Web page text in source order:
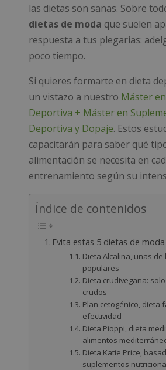
las dietas son sanas. Sobre
dietas de moda que suelen
respuesta a tus plegarias:
poco tiempo.
Si quieres formarte en dieta
un vistazo a nuestro Máster
Deportiva + Máster en
Deportiva y Dopaje. Estos
capacitarán para saber qué
alimentación se necesita en
entrenamiento según su
Índice de contenidos
Evita estas 5 dietas de moda
Dieta Alcalina, unas de
populares
Dieta crudivegana:
crudos
Plan cetogénico, dieta
efectividad
Dieta Pioppi, dieta
alimentos
Dieta Katie Price,
suplementos